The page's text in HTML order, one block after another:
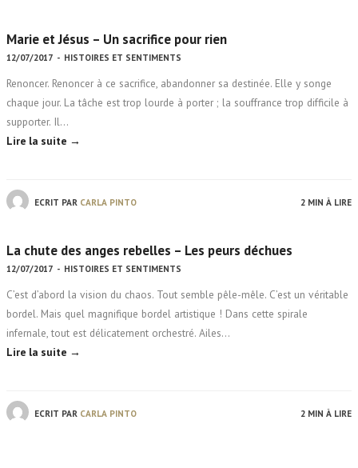
Marie et Jésus – Un sacrifice pour rien
12/07/2017 - HISTOIRES ET SENTIMENTS
Renoncer. Renoncer à ce sacrifice, abandonner sa destinée. Elle y songe
chaque jour. La tâche est trop lourde à porter ; la souffrance trop difficile à
supporter. Il…
Lire la suite →
ECRIT PAR CARLA PINTO 2 MIN À LIRE
La chute des anges rebelles – Les peurs déchues
12/07/2017 - HISTOIRES ET SENTIMENTS
C’est d’abord la vision du chaos. Tout semble pêle-mêle. C’est un véritable
bordel. Mais quel magnifique bordel artistique ! Dans cette spirale
infernale, tout est délicatement orchestré. Ailes…
Lire la suite →
ECRIT PAR CARLA PINTO 2 MIN À LIRE